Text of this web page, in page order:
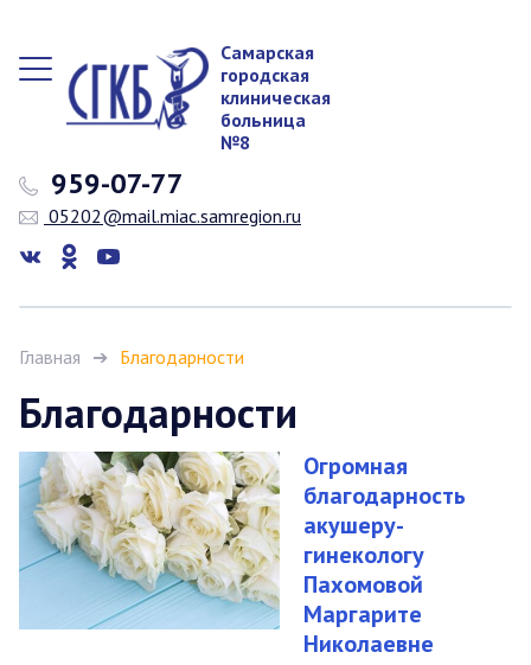
Самарская
городская
клиническая
больница
№8
959-07-77
05202@mail.miac.samregion.ru
Главная Благодарности
Благодарности
Огромная
благодарность
акушеру-
гинекологу
Пахомовой
Маргарите
Николаевне